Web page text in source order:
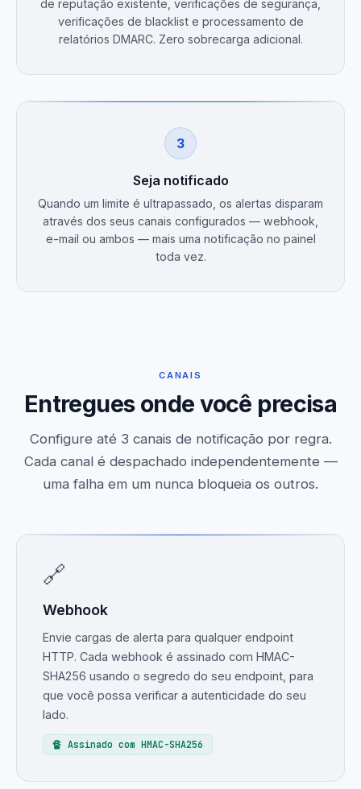
de reputação existente, verificações de segurança,
verificações de blacklist e processamento de
relatórios DMARC. Zero sobrecarga adicional.
3
Seja notificado
Quando um limite é ultrapassado, os alertas disparam
através dos seus canais configurados — webhook,
e-mail ou ambos — mais uma notificação no painel
toda vez.
CANAIS
Entregues onde você precisa
Configure até 3 canais de notificação por regra.
Cada canal é despachado independentemente —
uma falha em um nunca bloqueia os outros.
🔗
Webhook
Envie cargas de alerta para qualquer endpoint
HTTP. Cada webhook é assinado com HMAC-
SHA256 usando o segredo do seu endpoint, para
que você possa verificar a autenticidade do seu
lado.
🔏 Assinado com HMAC-SHA256